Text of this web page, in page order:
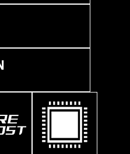
ADDITIONAL FAN
且易於上手，輕鬆提升
超頻實驗室測試，AI
性能提升，大幅優化 AI
機板效能的絕佳利器。
MODE
供優化的記憶體參數，
能，實現更低延遲與更